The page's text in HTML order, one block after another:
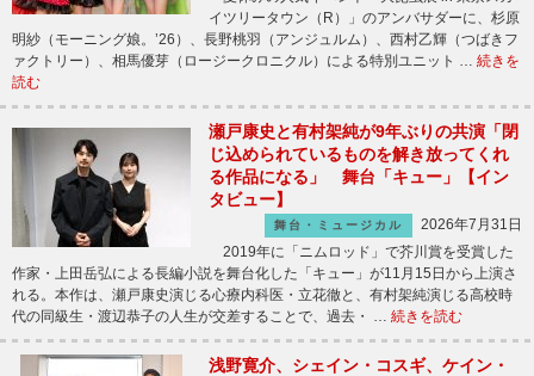
イツリータウン（R）」のアンバサダーに、杉原
明紗（モーニング娘。’26）、長野桃羽（アンジュルム）、西村乙輝（つばきフ
ァクトリー）、相馬優芽（ロージークロニクル）による特別ユニット … 続きを
読む
瀬戸康史と有村架純が9年ぶりの共演「閉
じ込められているものを解き放ってくれ
る作品になる」 舞台「キュー」【イン
タビュー】
舞台・ミュージカル
2026年7月31日
2019年に「ニムロッド」で芥川賞を受賞した
作家・上田岳弘による長編小説を舞台化した「キュー」が11月15日から上演さ
れる。本作は、瀬戸康史演じる心療内科医・立花徹と、有村架純演じる高校時
代の同級生・渡辺恭子の人生が交差することで、過去・ … 続きを読む
浅野寛介、シェイン・コスギ、ケイン・